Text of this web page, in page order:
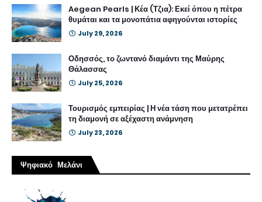
Aegean Pearls | Κέα (Τζια): Εκεί όπου η πέτρα
θυμάται και τα μονοπάτια αφηγούνται ιστορίες
July 29, 2026
Οδησσός, το ζωντανό διαμάντι της Μαύρης
Θάλασσας
July 25, 2026
Τουρισμός εμπειρίας | Η νέα τάση που μετατρέπει
τη διαμονή σε αξέχαστη ανάμνηση
July 23, 2026
Ψηφιακό Μελάνι